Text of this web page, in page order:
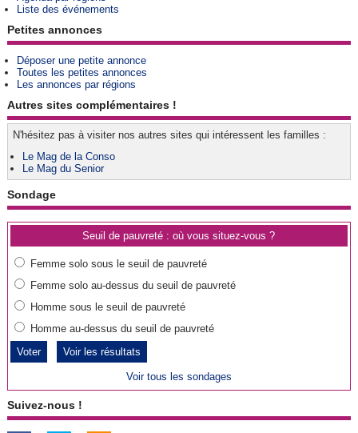
Liste des événements
Petites annonces
Déposer une petite annonce
Toutes les petites annonces
Les annonces par régions
Autres sites complémentaires !
N'hésitez pas à visiter nos autres sites qui intéressent les familles :
Le Mag de la Conso
Le Mag du Senior
Sondage
Seuil de pauvreté : où vous situez-vous ?
Femme solo sous le seuil de pauvreté
Femme solo au-dessus du seuil de pauvreté
Homme sous le seuil de pauvreté
Homme au-dessus du seuil de pauvreté
Voir les résultats
Voir tous les sondages
Suivez-nous !